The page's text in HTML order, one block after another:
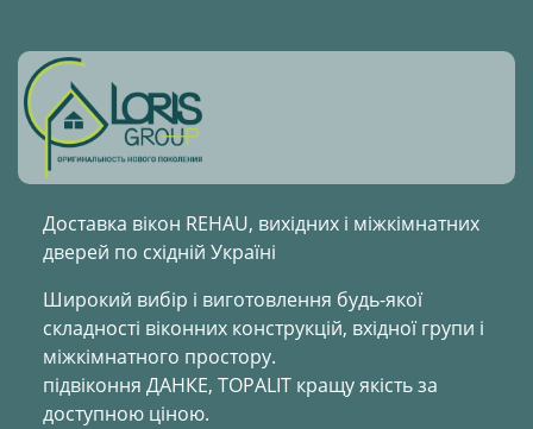
Доставка вікон REHAU, вихідних і міжкімнатних
дверей по східній Україні
Широкий вибір і виготовлення будь-якої
складності віконних конструкцій, вхідної групи і
міжкімнатного простору.
підвіконня ДАНКЕ, TOPALIT кращу якість за
доступною ціною.